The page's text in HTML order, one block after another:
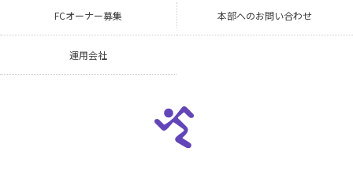
FCオーナー募集 本部へのお問い合わせ
運用会社